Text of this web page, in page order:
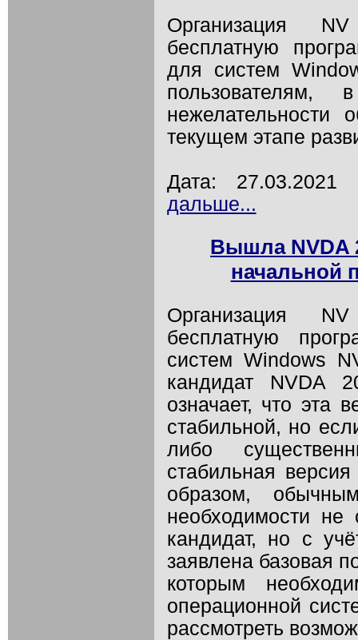
Организация
бесплатную
для систем
нежелательности
текущем этапе
Дата:
дальше...
Вышла NVDA
начальной
Организация
бесплатную
систем Windows
кандидат NVDA
означает, что эта
стабильной, но
либо
стабильная
образом,
необходимости не
кандидат, но с
заявлена базовая
которым
операционной
рассмотреть